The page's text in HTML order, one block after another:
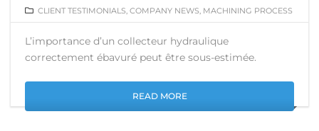
CLIENT TESTIMONIALS COMPANY NEWS MACHINING PROCESS
L’importance d’un collecteur hydraulique
correctement ébavuré peut être sous-estimée.
READ MORE